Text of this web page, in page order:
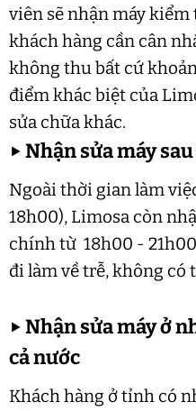
viên sẽ nhận máy kiểm
khách hàng cần cân
không thu bất cứ
điểm khác biệt của
sửa chữa khác.
▶Nhận sửa máy
Ngoài thời gian làm
18h00), Limosa còn
chính từ 18h00 -
đi làm về trễ, không có
▶Nhận sửa máy ở
cả nước
Khách hàng ở tỉnh có